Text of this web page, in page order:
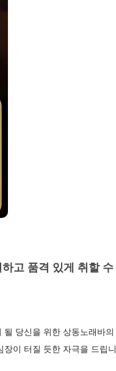
고 품격 있게 취할 수
당신을 위한 상동노래바의
이 터질 듯한 자극을 드립니